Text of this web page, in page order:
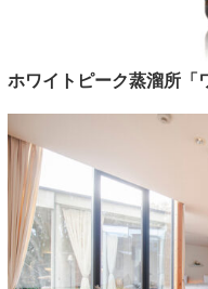
ホワイトピーク蒸溜所「